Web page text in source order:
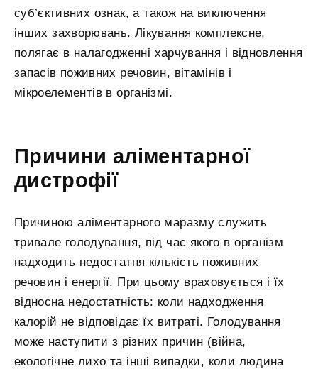
суб’єктивних ознак, а також на виключення
інших захворювань. Лікування комплексне,
полягає в налагодженні харчування і відновлення
запасів поживних речовин, вітамінів і
мікроелементів в організмі.
Причини аліментарної
дистрофії
Причиною аліментарного маразму служить
тривале голодування, під час якого в організм
надходить недостатня кількість поживних
речовин і енергії. При цьому враховується і їх
відносна недостатність: коли надходження
калорій не відповідає їх витраті. Голодування
може наступити з різних причин (війна,
екологічне лихо та інші випадки, коли людина